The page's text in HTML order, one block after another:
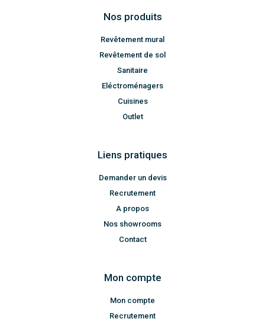
Nos produits
Revêtement mural
Revêtement de sol
Sanitaire
Eléctroménagers
Cuisines
Outlet
Liens pratiques
Demander un devis
Recrutement
A propos
Nos showrooms
Contact
Mon compte
Mon compte
Recrutement